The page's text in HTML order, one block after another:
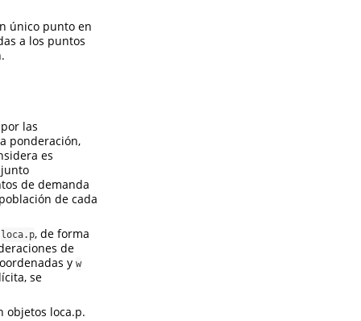
único punto en
a los puntos
las
ponderación,
es
de demanda
de cada
loca.p, de forma
de
y w
se
objetos loca.p.